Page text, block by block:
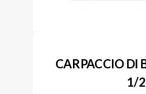
CARPACCIO DI
1/2